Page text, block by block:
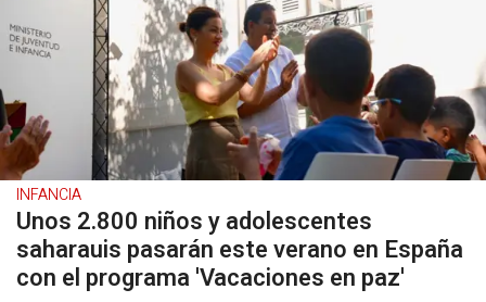
INFANCIA
Unos 2.800 niños y adolescentes
saharauis pasarán este verano en España
con el programa 'Vacaciones en paz'